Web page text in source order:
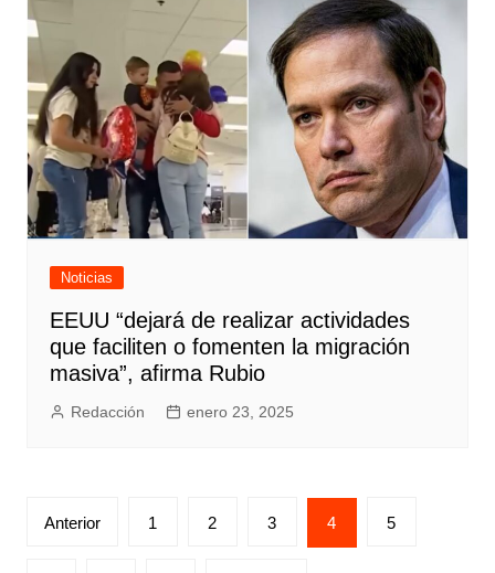
Noticias
EEUU “dejará de realizar actividades
que faciliten o fomenten la migración
masiva”, afirma Rubio
Redacción enero 23, 2025
Posts
Anterior 1 2 3 4 5